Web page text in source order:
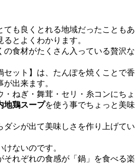
ても良くとれる地域だったこともあ
とよくわかります。
の食材がたくさん入っている贅沢な
セット】は、たんぽを焼くことで香
出来ます。
ねぎ・舞茸・セリ・糸コンにちょ
地鶏スープを使う事でちょっと美味
ダシが出て美味しさを作り上げてい
ないのです。
それぞれの食感が「鍋」を食べる楽